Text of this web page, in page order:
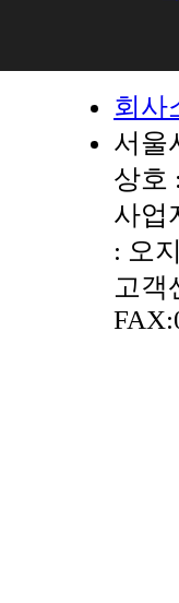
회사
서울
상호
사업
: 오
고객